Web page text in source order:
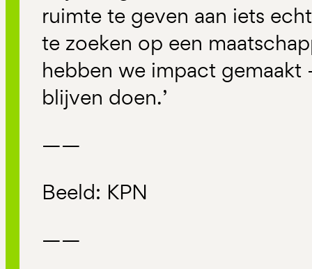
ruimte te geven aan iets
te zoeken op een
hebben we impact gemaakt
blijven doen.’
——
Beeld: KPN
——